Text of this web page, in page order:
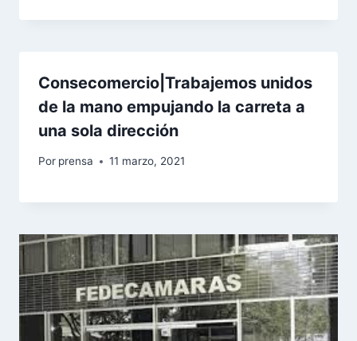
Consecomercio|Trabajemos unidos
de la mano empujando la carreta a
una sola dirección
Por prensa 11 marzo, 2021